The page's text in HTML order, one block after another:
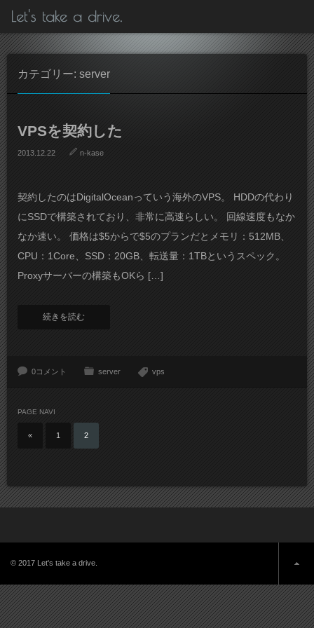
Let's take a drive.
カテゴリー: server
VPSを契約した
2013.12.22 n-kase
契約したのはDigitalOceanっていう海外のVPS。 HDDの代わり
にSSDで構築されており、非常に高速らしい。 回線速度もなか
なか速い。 価格は$5からで$5のプランだとメモリ：512MB、
CPU：1Core、SSD：20GB、転送量：1TBというスペック。
Proxyサーバーの構築もOKら […]
続きを読む
0コメント server vps
PAGE NAVI
« 1 2
© 2017 Let's take a drive.